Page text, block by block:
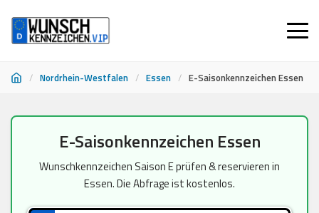
/ Nordrhein-Westfalen / Essen / E-Saisonkennzeichen Essen
springen
E-Saisonkennzeichen Essen
Wunschkennzeichen Saison E prüfen & reservieren in
Essen. Die Abfrage ist kostenlos.